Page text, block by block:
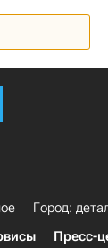
Город:
Пресс-